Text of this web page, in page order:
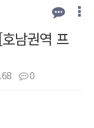
남권역 프
0